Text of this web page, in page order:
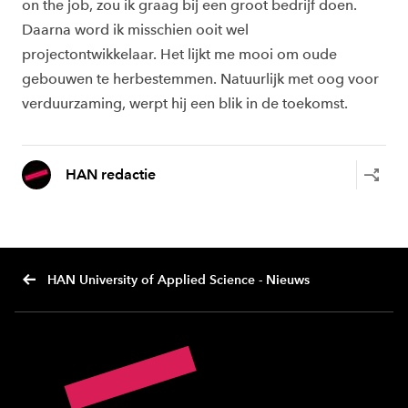
on the job, zou ik graag bij een groot bedrijf doen.
Daarna word ik misschien ooit wel
projectontwikkelaar. Het lijkt me mooi om oude
gebouwen te herbestemmen. Natuurlijk met oog voor
verduurzaming, werpt hij een blik in de toekomst.
HAN redactie
HAN University of Applied Science - Nieuws